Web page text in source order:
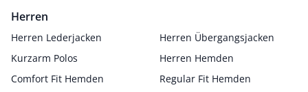
Herren
Herren Lederjacken
Herren Übergangsjacken
Kurzarm Polos
Herren Hemden
Comfort Fit Hemden
Regular Fit Hemden